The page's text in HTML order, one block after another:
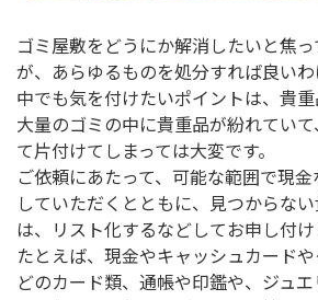
ゴミ屋敷をどうにか解消したいと焦
が、あらゆるものを処分すれば良いわ
中でも気を付けたいポイントは、貴重
大量のゴミの中に貴重品が紛れてい
て片付けてしまっては大変です。
ご依頼にあたって、可能な範囲で現
していただくとともに、見つからな
は、リスト化するなどしてお申し付け
たとえば、現金やキャッシュカード
どのカード類、通帳や印鑑や、ジュ